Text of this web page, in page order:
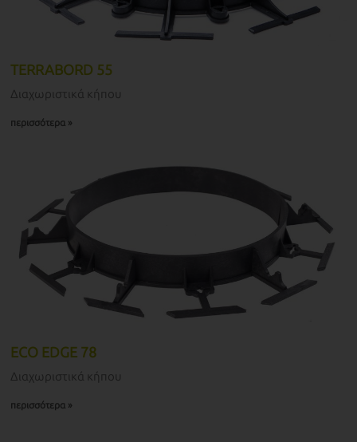
TERRABORD 55
Διαχωριστικά κήπου
περισσότερα »
ECO EDGE 78
Διαχωριστικά κήπου
περισσότερα »